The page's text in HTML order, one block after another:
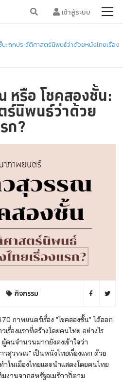
เข้าสู่ระบบ
: ถกประวัติศาสตร์นิพนธ์ว่าด้วยหนังไทยเรื่อง
หรือ โชคสองชั้น:
ร์นิพนธ์ว่าด้วย
ก?
กิจกรรม
ภาพยนตร์เรื่อง "โชคสองชั้น" ได้ออก
รื่องแรกที่สร้างโดยคนไทย อย่างไร
นจำนวนมากยังคงเข้าใจว่า
สุวรรณ" เป็นหนังไทยเรื่องแรก ด้วย
ำในเมืองไทยและนำแสดงโดยคนไทย
งานจากสหรัฐอเมริกาก็ตาม